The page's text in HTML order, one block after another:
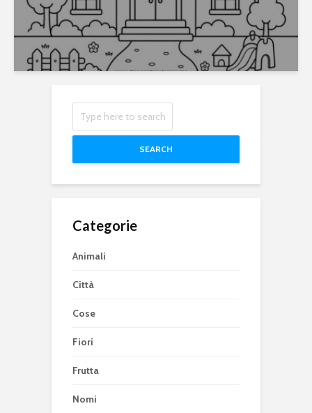
SEARCH
Categorie
Animali
Città
Cose
Fiori
Frutta
Nomi